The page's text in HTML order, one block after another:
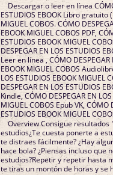
Descargar o leer en línea
ESTUDIOS EBOOK Libro gratuito
MIGUEL COBOS. CÓMO
EBOOK MIGUEL COBOS PDF,
ESTUDIOS EBOOK MIGUEL
DESPEGAR EN LOS ESTUDIOS
Leer en línea , CÓMO DESPEGAR
EBOOK MIGUEL COBOS
LOS ESTUDIOS EBOOK MIGUEL
DESPEGAR EN LOS ESTUDIOS
Kindle, CÓMO DESPEGAR EN
MIGUEL COBOS Epub VK, CÓMO
ESTUDIOS EBOOK MIGUEL
Overview Consigue resultados
estudios¿Te cuesta ponerte a
te distraes fácilmente? ¿Hay
hace bola? ¿Piensas incluso que
estudios?Repetir y repetir hasta
te tiras un montón de horas y se